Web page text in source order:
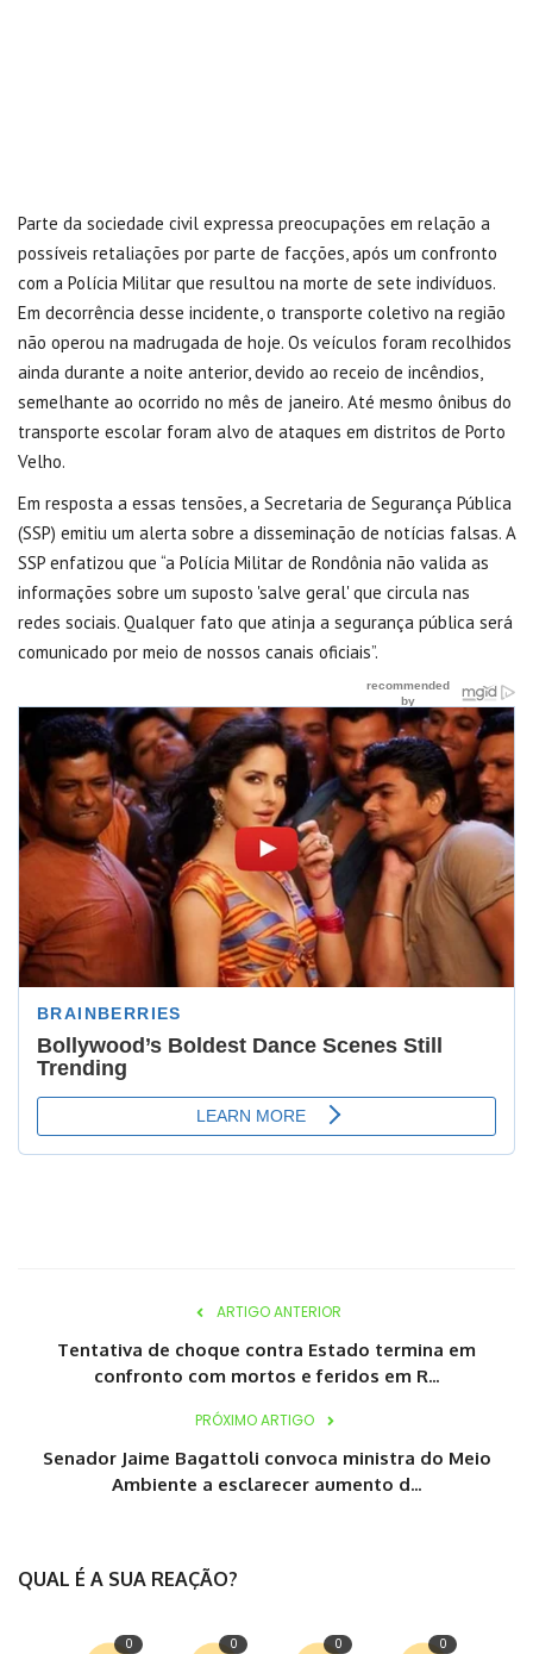
Parte da sociedade civil expressa preocupações em relação a
possíveis retaliações por parte de facções, após um confronto
com a Polícia Militar que resultou na morte de sete indivíduos.
Em decorrência desse incidente, o transporte coletivo na região
não operou na madrugada de hoje. Os veículos foram recolhidos
ainda durante a noite anterior, devido ao receio de incêndios,
semelhante ao ocorrido no mês de janeiro. Até mesmo ônibus do
transporte escolar foram alvo de ataques em distritos de Porto
Velho.
Em resposta a essas tensões, a Secretaria de Segurança Pública
(SSP) emitiu um alerta sobre a disseminação de notícias falsas. A
SSP enfatizou que “a Polícia Militar de Rondônia não valida as
informações sobre um suposto 'salve geral' que circula nas
redes sociais. Qualquer fato que atinja a segurança pública será
comunicado por meio de nossos canais oficiais”.
ARTIGO ANTERIOR
Tentativa de choque contra Estado termina em
confronto com mortos e feridos em R...
PRÓXIMO ARTIGO
Senador Jaime Bagattoli convoca ministra do Meio
Ambiente a esclarecer aumento d...
QUAL É A SUA REAÇÃO?
0 0 0 0